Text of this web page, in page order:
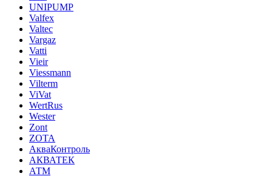
UNIPUMP
Valfex
Valtec
Vargaz
Vatti
Vieir
Viessmann
Vilterm
ViVat
WertRus
Wester
Zont
ZOTA
АкваКонтроль
АКВАТЕК
АТМ